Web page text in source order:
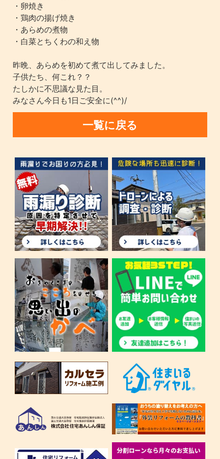
・卵焼き
・鶏肉の揚げ焼き
・あらめの煮物
・白菜とちくわの和え物
昨晩、あらめを初めて煮て出してみました。
子供たち、何これ？？
たしかに不思議な見た目。
みなさん今日も1日ご安全に(^^)/
一覧に戻る